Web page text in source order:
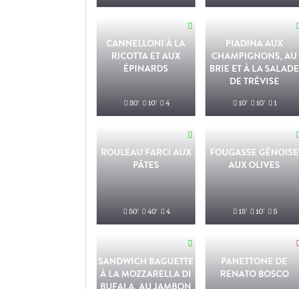
CANNELLONI À LA
RICOTTA ET AUX
ÉPINARDS
30' 10' 4
PIADINA AUX
CHAMPIGNONS, AU
BRIE ET À LA SALADE
DE TRÉVISE
10' 10' 1
ROULEAU FARCI AUX
PÂTES
50' 40' 4
FOUGASSE GÉNOISE
AUX OLIVES
15' 10' 5
SANDWICH BAGUETTE
À LA MOZZARELLA DI
BUFALA, AU JAMBON
PANETTONE DE
RENATO BOSCO